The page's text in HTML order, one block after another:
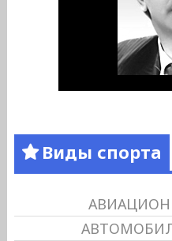
Виды спорта